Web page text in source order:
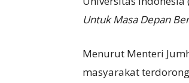
Untuk Masa Depan
Menurut Menteri
masyarakat